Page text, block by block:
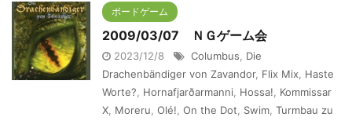
ボードゲーム
2009/03/07 ＮＧゲーム会
2023/12/8 Columbus
Die
Drachenbändiger von Zavandor, Flix Mix
Haste
Worte?
Hornafjarðarmanni Hossa!
Kommissar
X Moreru Olé! On the Dot Swim Turmbau zu